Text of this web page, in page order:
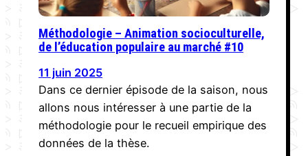
Méthodologie – Animation socioculturelle,
de l’éducation populaire au marché #10
11 juin 2025
Dans ce dernier épisode de la saison, nous
allons nous intéresser à une partie de la
méthodologie pour le recueil empirique des
données de la thèse.